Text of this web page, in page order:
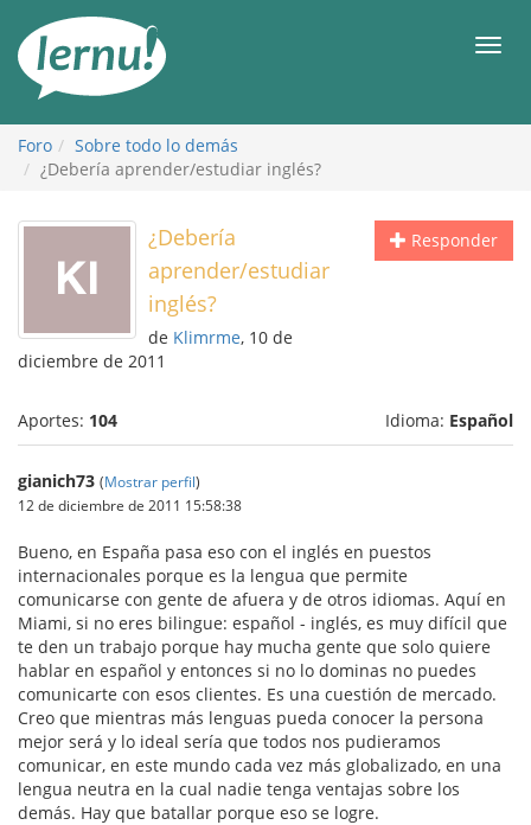
Foro
Sobre todo lo demás
¿Debería aprender/estudiar inglés?
Responder
¿Debería
aprender/estudiar
inglés?
de Klimrme, 10 de
diciembre de 2011
Aportes: 104 Idioma: Español
gianich73 (Mostrar perfil)
12 de diciembre de 2011 15:58:38
Bueno, en España pasa eso con el inglés en puestos
internacionales porque es la lengua que permite
comunicarse con gente de afuera y de otros idiomas. Aquí en
Miami, si no eres bilingue: español - inglés, es muy difícil que
te den un trabajo porque hay mucha gente que solo quiere
hablar en español y entonces si no lo dominas no puedes
comunicarte con esos clientes. Es una cuestión de mercado.
Creo que mientras más lenguas pueda conocer la persona
mejor será y lo ideal sería que todos nos pudieramos
comunicar, en este mundo cada vez más globalizado, en una
lengua neutra en la cual nadie tenga ventajas sobre los
demás. Hay que batallar porque eso se logre.